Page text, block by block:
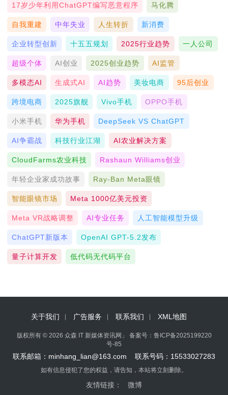
17岁少年利用ChatGPT编写恶意程序 马化腾
自我重建 中年失业 人生转折 新消费
企业转型创新 十五五规划 2025行业趋势 一人公司
超级个体 AI创业 2025创业趋势 AI监管
多模态AI 生成式AI AI趋势 美妆电商 95后创业
跨境电商 2025旗舰 Vivo手机 OPPO手机
小米手机 华为手机 DeepSeek VS ChatGPT
AI争霸战 科技行业江湖 AI农业解决方案
CloudFarms农业科技 Rashaun Williams创业
年轻企业家成功故事 Ray-Ban Meta眼镜
智能眼镜市场 Meta 1000亿美元投资
Meta VR战略调整 AI专业任务 人工智能模型升级
ChatGPT新版本 OpenAI GPT-5.2发布
量子计算开发 低代码无代码平台
关于我们 广告服务 联系我们 XML地图
版权所有 © 2026 众森 IT 新媒体资讯网」 备案号： 鲁ICP备2025199220
号-85
联系邮箱：minhang_lian@163.com 联系号码：15533027283
如有信息侵犯了您的权益，请告知，本站将立刻删除。
友情链接： 微博